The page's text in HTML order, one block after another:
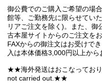
御公費でのご購入ご希望の場
館等、ご勤務先に限らせてい
リアご注文を除く)。また、
古本屋サイトからのご注文を
FAXからの御注文はお受けで
入は本体価格3,000円以上から
★★海外発送はおこなってお
not carried out.★★